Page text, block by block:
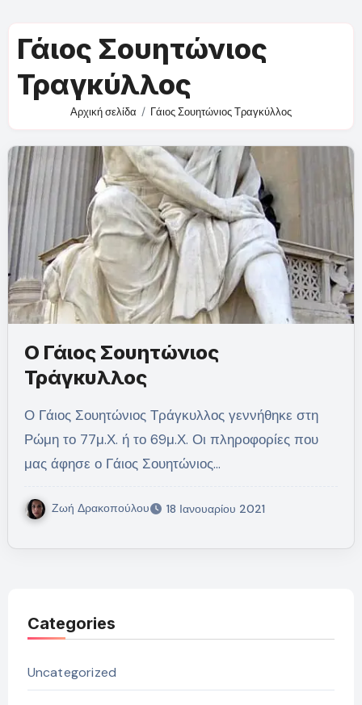
Γάιος Σουητώνιος
Τραγκύλλος
Αρχική σελίδα Γάιος Σουητώνιος Τραγκύλλος
Ο Γάιος Σουητώνιος
Τράγκυλλος
Ο Γάιος Σουητώνιος Τράγκυλλος γεννήθηκε στη
Ρώμη το 77μ.Χ. ή το 69μ.Χ. Οι πληροφορίες που
μας άφησε ο Γάιος Σουητώνιος…
Ζωή Δρακοπούλου 18 Ιανουαρίου 2021
Categories
Uncategorized